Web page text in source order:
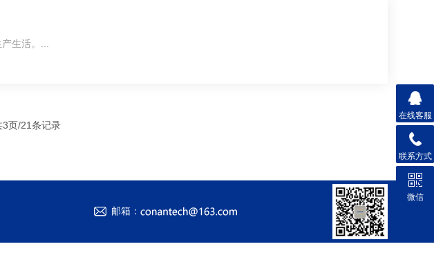
生活。...
3页/21条记录
邮箱：
在线客服
联系方式
微信